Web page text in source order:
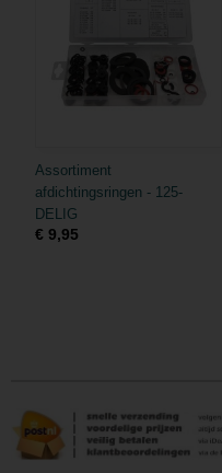
Assortiment
afdichtingsringen - 125-
DELIG
€ 9,95